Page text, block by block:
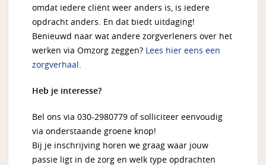
omdat iedere cliënt weer anders is, is iedere
opdracht anders. En dat biedt uitdaging!
Benieuwd naar wat andere zorgverleners over het
werken via Omzorg zeggen? Lees hier eens een
zorgverhaal.
Heb je interesse?
Bel ons via 030-2980779 of solliciteer eenvoudig
via onderstaande groene knop!
Bij je inschrijving horen we graag waar jouw
passie ligt in de zorg en welk type opdrachten